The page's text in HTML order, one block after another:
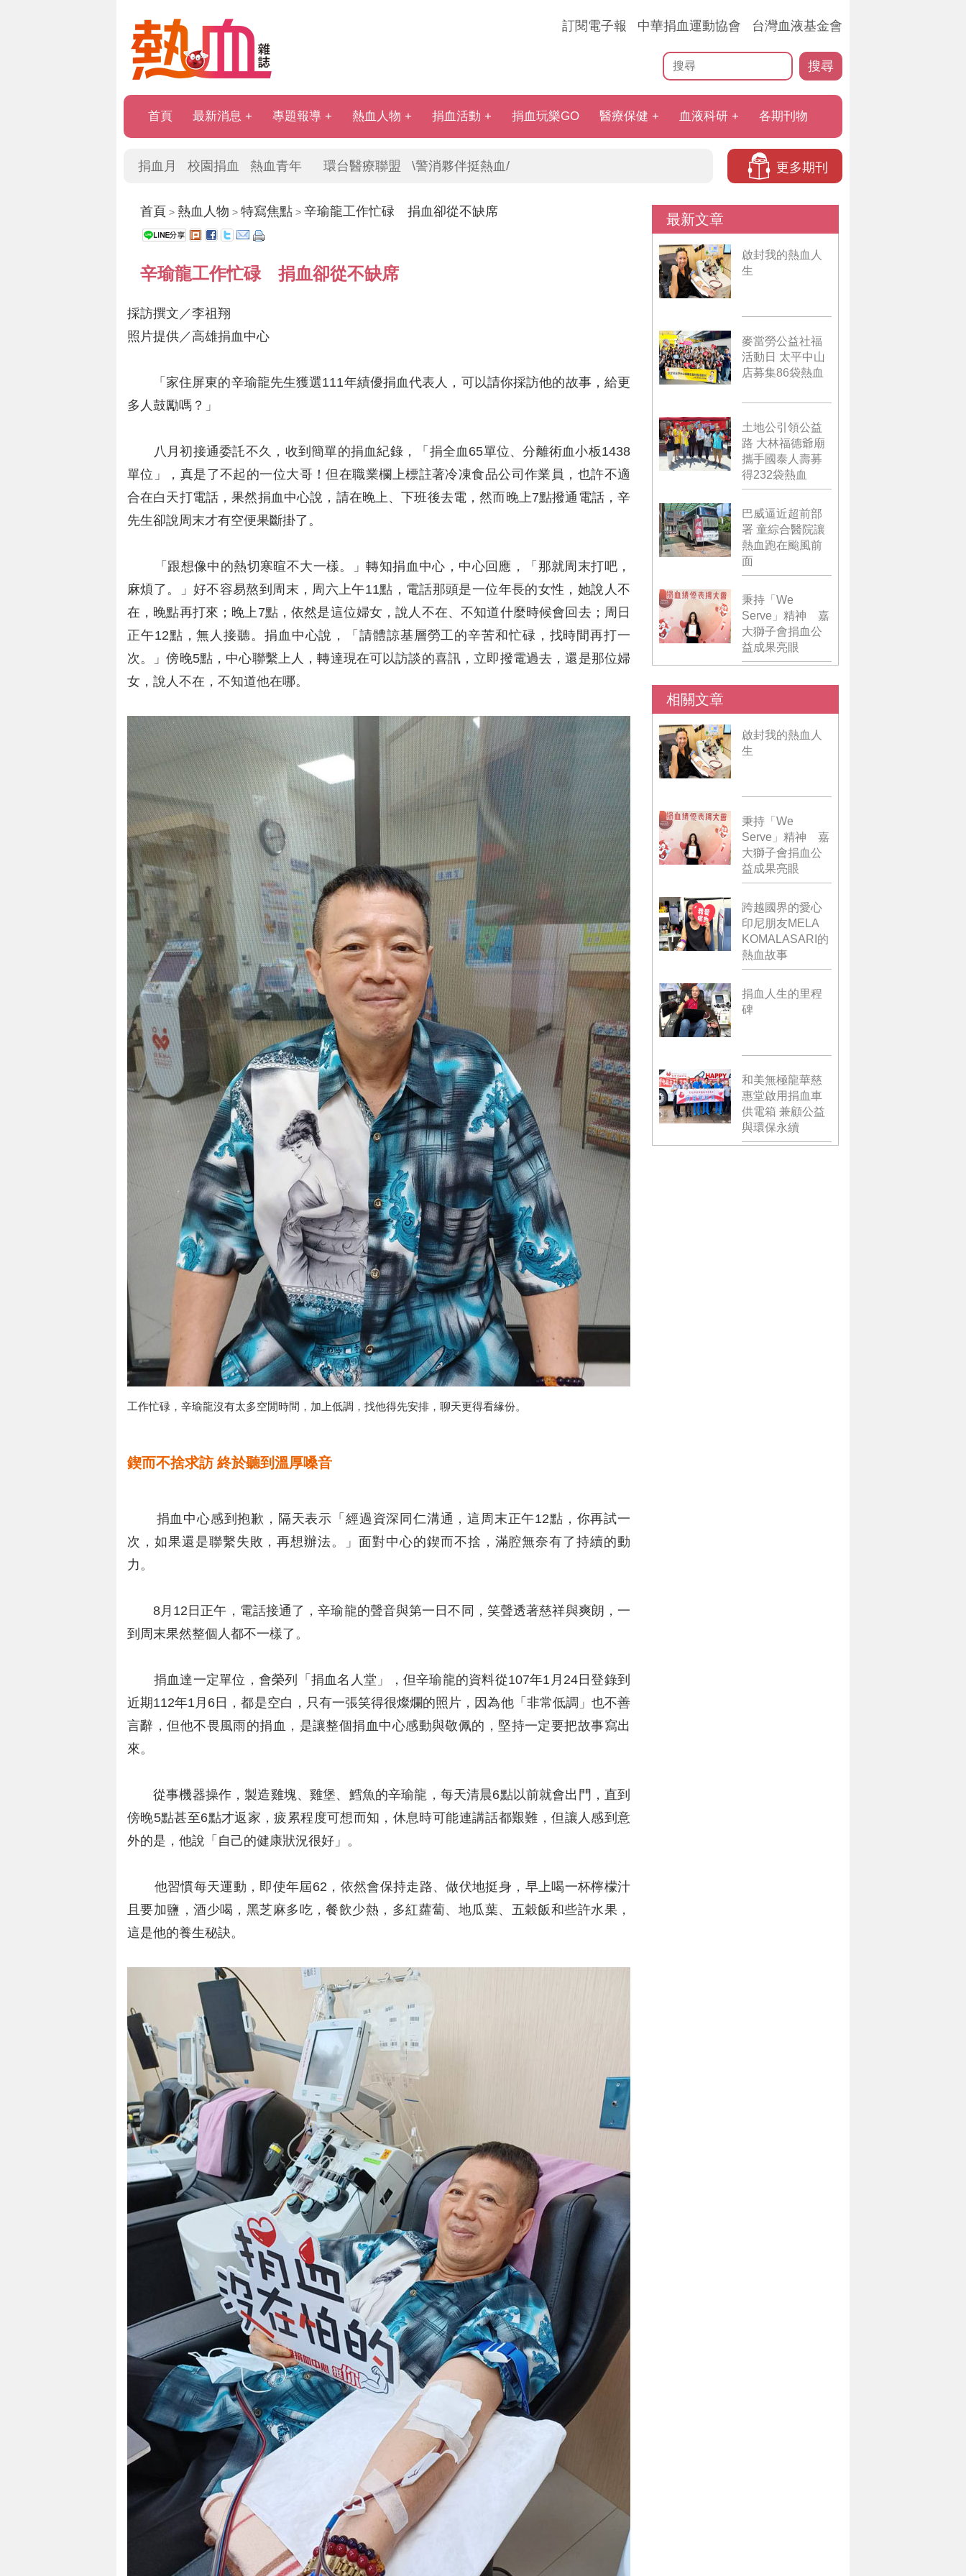
訂閱電子報 中華捐血運動協會 台灣血液基金會
搜尋
首頁 最新消息 專題報導 熱血人物 捐血活動 捐血玩樂GO 醫療保健 血液科研 各期刊物
捐血月 校園捐血 熱血青年 環台醫療聯盟 \警消夥伴挺熱血/ 更多期刊
首頁 > 熱血人物 > 特寫焦點> 辛瑜龍工作忙碌 捐血卻從不缺席
辛瑜龍工作忙碌 捐血卻從不缺席
採訪撰文／李祖翔
照片提供／高雄捐血中心
「家住屏東的辛瑜龍先生獲選111年績優捐血代表人，可以請你採訪他的故事，給更
多人鼓勵嗎？」
八月初接通委託不久，收到簡單的捐血紀錄，「捐全血65單位、分離術血小板1438
單位」，真是了不起的一位大哥！但在職業欄上標註著冷凍食品公司作業員，也許不適
合在白天打電話，果然捐血中心說，請在晚上、下班後去電，然而晚上7點撥通電話，辛
先生卻說周末才有空便果斷掛了。
「跟想像中的熱切寒暄不大一樣。」轉知捐血中心，中心回應，「那就周末打吧，
麻煩了。」好不容易熬到周末，周六上午11點，電話那頭是一位年長的女性，她說人不
在，晚點再打來；晚上7點，依然是這位婦女，說人不在、不知道什麼時候會回去；周日
正午12點，無人接聽。捐血中心說，「請體諒基層勞工的辛苦和忙碌，找時間再打一
次。」傍晚5點，中心聯繫上人，轉達現在可以訪談的喜訊，立即撥電過去，還是那位婦
女，說人不在，不知道他在哪。
工作忙碌，辛瑜龍沒有太多空閒時間，加上低調，找他得先安排，聊天更得看緣份。
鍥而不捨求訪 終於聽到溫厚嗓音
捐血中心感到抱歉，隔天表示「經過資深同仁溝通，這周末正午12點，你再試一
次，如果還是聯繫失敗，再想辦法。」面對中心的鍥而不捨，滿腔無奈有了持續的動
力。
8月12日正午，電話接通了，辛瑜龍的聲音與第一日不同，笑聲透著慈祥與爽朗，一
到周末果然整個人都不一樣了。
捐血達一定單位，會榮列「捐血名人堂」，但辛瑜龍的資料從107年1月24日登錄到
近期112年1月6日，都是空白，只有一張笑得很燦爛的照片，因為他「非常低調」也不善
言辭，但他不畏風雨的捐血，是讓整個捐血中心感動與敬佩的，堅持一定要把故事寫出
來。
從事機器操作，製造雞塊、雞堡、鱈魚的辛瑜龍，每天清晨6點以前就會出門，直到
傍晚5點甚至6點才返家，疲累程度可想而知，休息時可能連講話都艱難，但讓人感到意
外的是，他說「自己的健康狀況很好」。
他習慣每天運動，即使年屆62，依然會保持走路、做伏地挺身，早上喝一杯檸檬汁
且要加鹽，酒少喝，黑芝麻多吃，餐飲少熱，多紅蘿蔔、地瓜葉、五穀飯和些許水果，
這是他的養生秘訣。
最新文章
啟封我的熱血人
生
麥當勞公益社福
活動日 太平中山
店募集86袋熱血
土地公引領公益
路 大林福德爺廟
攜手國泰人壽募
得232袋熱血
巴威逼近超前部
署 童綜合醫院讓
熱血跑在颱風前
面
秉持「We
Serve」精神 嘉
大獅子會捐血公
益成果亮眼
相關文章
啟封我的熱血人
生
秉持「We
Serve」精神 嘉
大獅子會捐血公
益成果亮眼
跨越國界的愛心
印尼朋友MELA
KOMALASARI的
熱血故事
捐血人生的里程
碑
和美無極龍華慈
惠堂啟用捐血車
供電箱 兼顧公益
與環保永續